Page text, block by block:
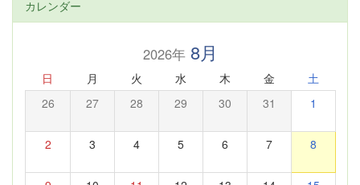
カレンダー
2026年8月
日 月 火 水 木 金 土
26 27 28 29 30 31 1
2 3 4 5 6 7 8